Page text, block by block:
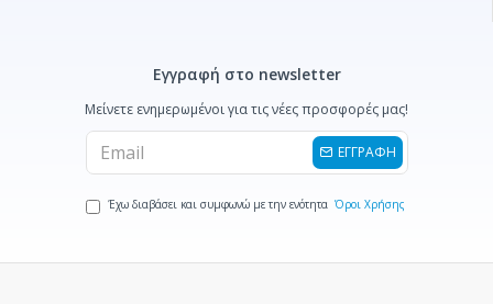
Εγγραφή στο newsletter
Μείνετε ενημερωμένοι για τις νέες προσφορές μας!
ΕΓΓΡΑΦΗ
Έχω διαβάσει και συμφωνώ με την ενότητα Όροι Χρήσης